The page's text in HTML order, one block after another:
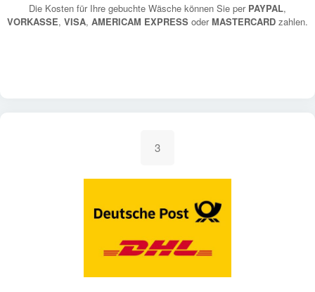
Die Kosten für Ihre gebuchte Wäsche können Sie per PAYPAL,
VORKASSE, VISA, AMERICAM EXPRESS oderMASTERCARD zahlen.
3